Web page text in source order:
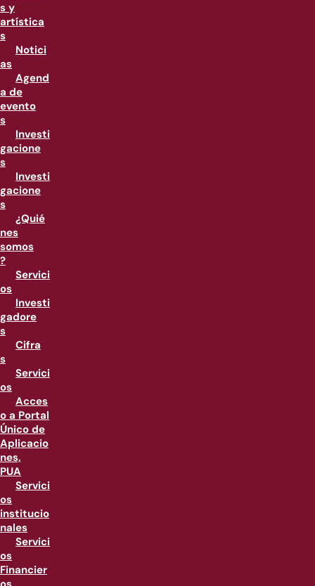
s y
artística
s
Notici
as
Agend
a de
evento
s
Investi
gacione
s
Investi
gacione
s
¿Quié
nes
somos
?
Servici
os
Investi
gadore
s
Cifra
s
Servici
os
Acces
o a Portal
Único de
Aplicacio
nes,
PUA
Servici
os
institucio
nales
Servici
os
Financier